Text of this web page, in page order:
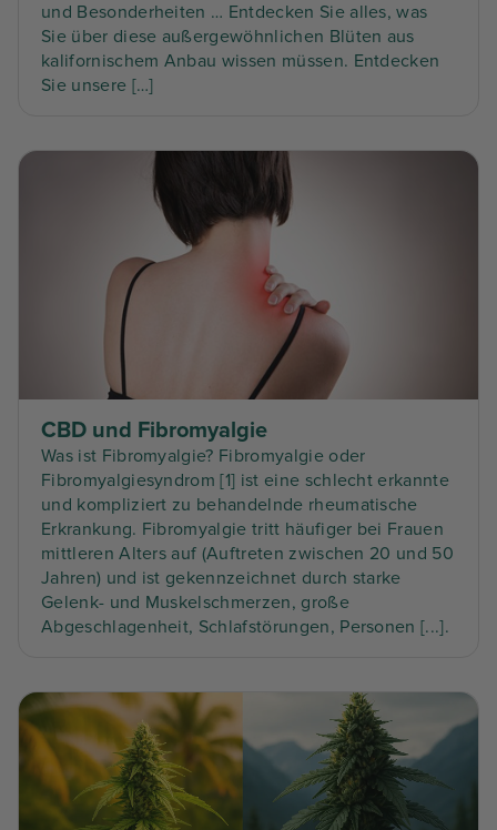
und Besonderheiten … Entdecken Sie alles, was
Sie über diese außergewöhnlichen Blüten aus
kalifornischem Anbau wissen müssen. Entdecken
Sie unsere […]
CBD und Fibromyalgie
Was ist Fibromyalgie? Fibromyalgie oder
Fibromyalgiesyndrom [1] ist eine schlecht erkannte
und kompliziert zu behandelnde rheumatische
Erkrankung. Fibromyalgie tritt häufiger bei Frauen
mittleren Alters auf (Auftreten zwischen 20 und 50
Jahren) und ist gekennzeichnet durch starke
Gelenk- und Muskelschmerzen, große
Abgeschlagenheit, Schlafstörungen, Personen [...].